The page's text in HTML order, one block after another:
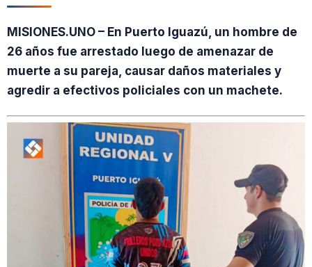
MISIONES.UNO – En Puerto Iguazú, un hombre de
26 años fue arrestado luego de amenazar de
muerte a su pareja, causar daños materiales y
agredir a efectivos policiales con un machete.